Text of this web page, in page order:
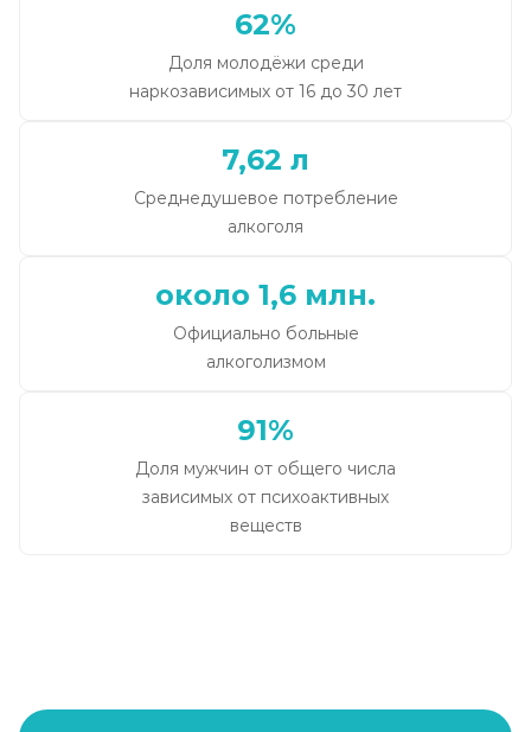
62%
Доля молодёжи среди
наркозависимых от 16 до 30 лет
7,62 л
Среднедушевое потребление
алкоголя
около 1,6 млн.
Официально больные
алкоголизмом
91%
Доля мужчин от общего числа
зависимых от психоактивных
веществ